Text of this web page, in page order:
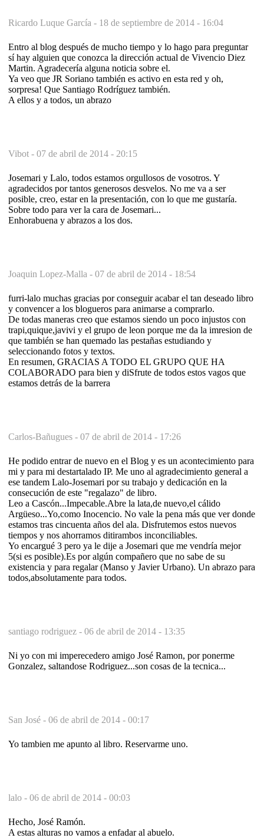
Ricardo Luque García - 18 de septiembre de 2014 - 16:04
Entro al blog después de mucho tiempo y lo hago para preguntar
sí hay alguien que conozca la dirección actual de Vivencio Diez
Martin. Agradecería alguna noticia sobre el.
Ya veo que JR Soriano también es activo en esta red y oh,
sorpresa! Que Santiago Rodríguez también.
A ellos y a todos, un abrazo
Vibot - 07 de abril de 2014 - 20:15
Josemari y Lalo, todos estamos orgullosos de vosotros. Y
agradecidos por tantos generosos desvelos. No me va a ser
posible, creo, estar en la presentación, con lo que me gustaría.
Sobre todo para ver la cara de Josemari...
Enhorabuena y abrazos a los dos.
Joaquin Lopez-Malla - 07 de abril de 2014 - 18:54
furri-lalo muchas gracias por conseguir acabar el tan deseado libro
y convencer a los blogueros para animarse a comprarlo.
De todas maneras creo que estamos siendo un poco injustos con
trapi,quique,javivi y el grupo de leon porque me da la imresion de
que también se han quemado las pestañas estudiando y
seleccionando fotos y textos.
En resumen, GRACIAS A TODO EL GRUPO QUE HA
COLABORADO para bien y diSfrute de todos estos vagos que
estamos detrás de la barrera
Carlos-Bañugues - 07 de abril de 2014 - 17:26
He podido entrar de nuevo en el Blog y es un acontecimiento para
mi y para mi destartalado IP. Me uno al agradecimiento general a
ese tandem Lalo-Josemari por su trabajo y dedicación en la
consecución de este "regalazo" de libro.
Leo a Cascón...Impecable.Abre la lata,de nuevo,el cálido
Argüeso...Yo,como Inocencio. No vale la pena más que ver donde
estamos tras cincuenta años del ala. Disfrutemos estos nuevos
tiempos y nos ahorramos ditirambos inconciliables.
Yo encargué 3 pero ya le dije a Josemari que me vendría mejor
5(si es posible).Es por algún compañero que no sabe de su
existencia y para regalar (Manso y Javier Urbano). Un abrazo para
todos,absolutamente para todos.
santiago rodriguez - 06 de abril de 2014 - 13:35
Ni yo con mi imperecedero amigo José Ramon, por ponerme
Gonzalez, saltandose Rodriguez...son cosas de la tecnica...
San José - 06 de abril de 2014 - 00:17
Yo tambien me apunto al libro. Reservarme uno.
lalo - 06 de abril de 2014 - 00:03
Hecho, José Ramón.
A estas alturas no vamos a enfadar al abuelo.